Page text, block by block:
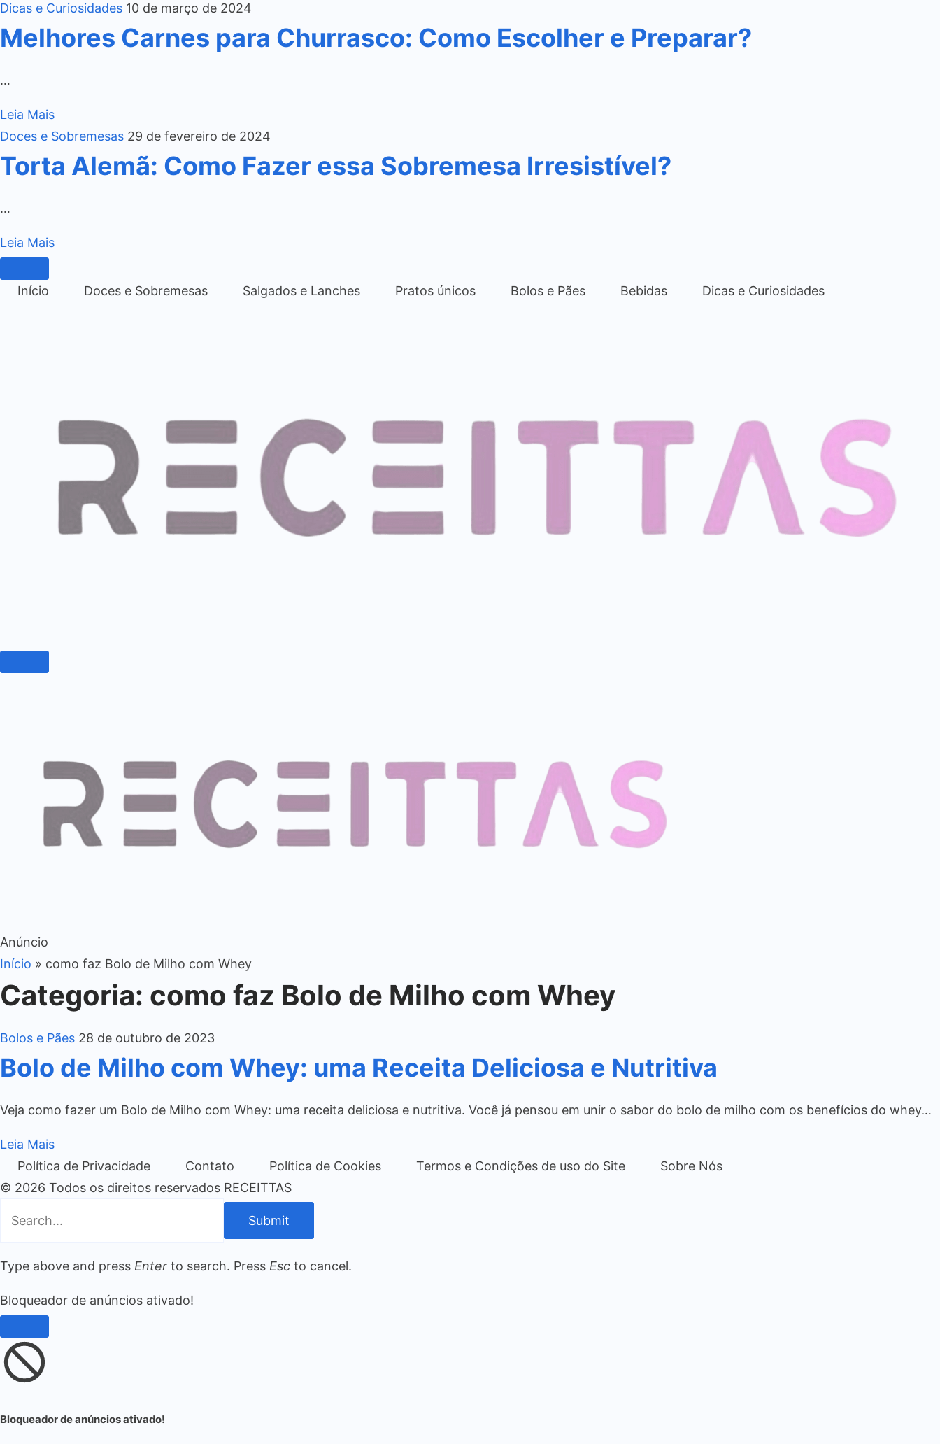
Dicas e Curiosidades 10 de março de 2024
Melhores Carnes para Churrasco: Como Escolher e Preparar?
…
Leia Mais
Doces e Sobremesas 29 de fevereiro de 2024
Torta Alemã: Como Fazer essa Sobremesa Irresistível?
…
Leia Mais
Início Doces e Sobremesas Salgados e Lanches Pratos únicos Bolos e Pães Bebidas Dicas e Curiosidades
Anúncio
Início » como faz Bolo de Milho com Whey
Categoria: como faz Bolo de Milho com Whey
Bolos e Pães 28 de outubro de 2023
Bolo de Milho com Whey: uma Receita Deliciosa e Nutritiva
Veja como fazer um Bolo de Milho com Whey: uma receita deliciosa e nutritiva. Você já pensou em unir o sabor do bolo de milho com os benefícios do whey…
Leia Mais
Política de Privacidade
Contato Política de Cookies Termos e Condições de uso do Site
Sobre Nós
© 2026 Todos os direitos reservados RECEITTAS
Submit
Type above and press Enter to search. Press Esc to cancel.
Bloqueador de anúncios ativado!
Bloqueador de anúncios ativado!